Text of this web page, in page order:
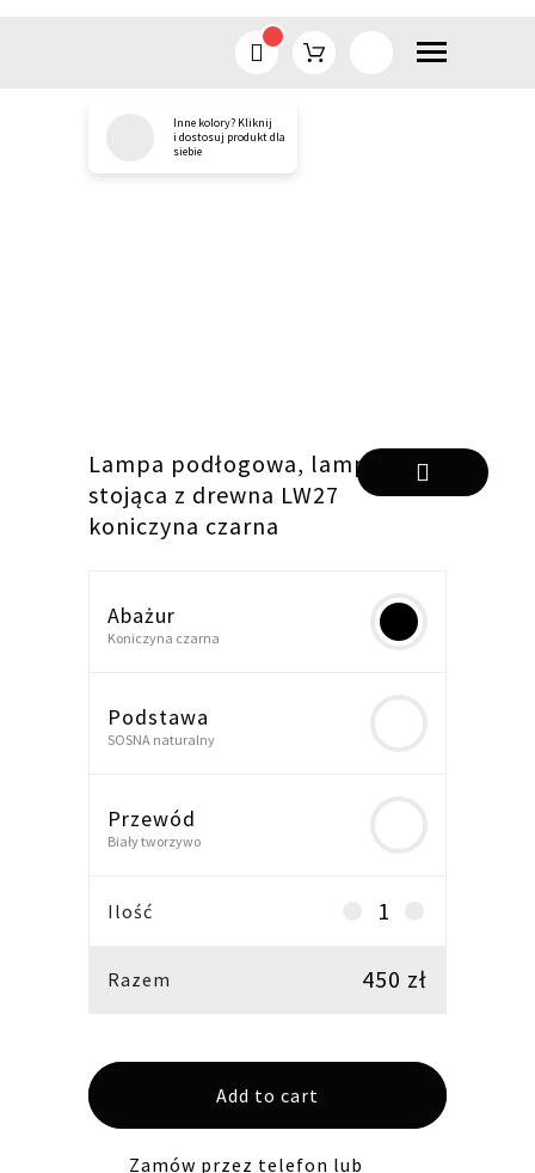
Inne kolory? Kliknij
i dostosuj produkt dla
siebie
Lampa podłogowa, lampa
stojąca z drewna LW27
koniczyna czarna
Abażur
Koniczyna czarna
Podstawa
SOSNA naturalny
Przewód
Biały tworzywo
Ilość
Lampa
lampa
drewna
koniczyna
Razem 450 zł
Add to cart
Zamów przez telefon lub